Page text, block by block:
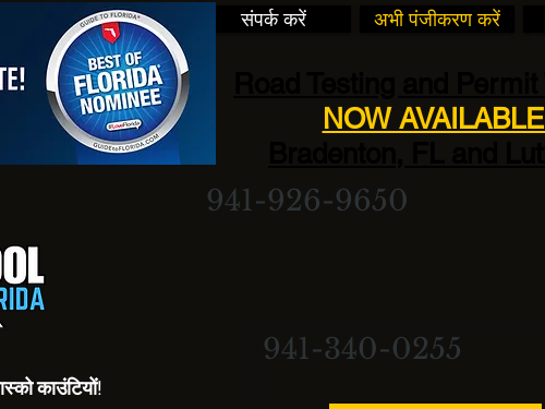
संपर्क करें अभी पंजीकरण करें
941-340-0255
941-926-9650
काउंटियों!
NOW AVAILABLE